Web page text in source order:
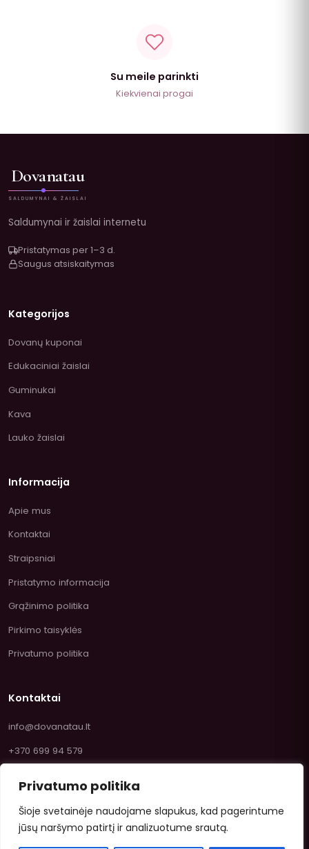
Privatumo politika
Šioje svetainėje naudojame slapukus, kad pagerintume
jūsų naršymo patirtį ir analizuotume srautą.
Su meile parinkti
Kiekvienai progai
Dovanatau
SALDUMYNAI & ŽAISLAI
Saldumynai ir žaislai internetu
Pristatymas per 1–3 d.
Saugus atsiskaitymas
Kategorijos
Dovanų kuponai
Edukaciniai žaislai
Guminukai
Kava
Lauko žaislai
Informacija
Apie mus
Kontaktai
Straipsniai
Pristatymo informacija
Grąžinimo politika
Pirkimo taisyklės
Privatumo politika
Kontaktai
info@dovanatau.lt
+370 699 94 579